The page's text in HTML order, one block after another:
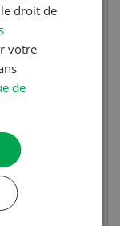
à le faire?
Si
votre
droit de
votre
de